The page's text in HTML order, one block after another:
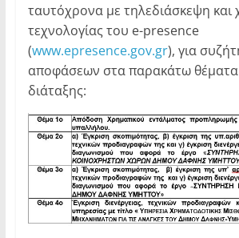
ταυτόχρονα με τηλεδιάσκεψη και
τεχνολογίας του e-presence
(www.epresence.gov.gr), για
αποφάσεων στα παρακάτω θέματα
διάταξης: